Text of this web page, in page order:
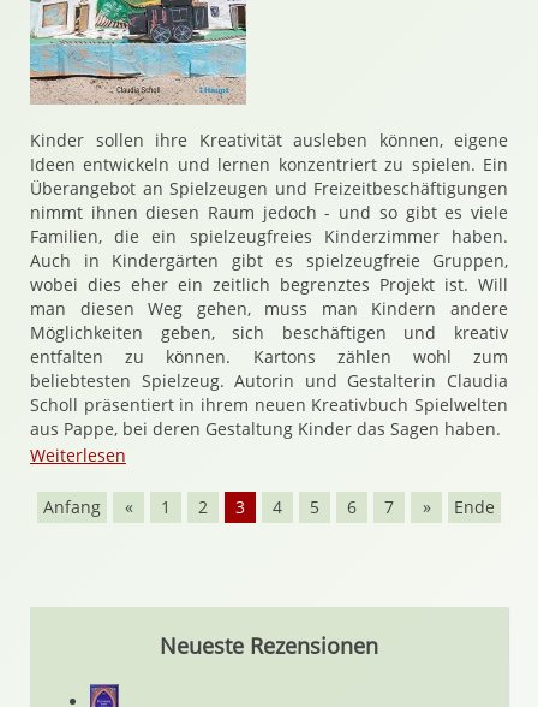
Kinder sollen ihre Kreativität ausleben können, eigene
Ideen entwickeln und lernen konzentriert zu spielen. Ein
Überangebot an Spielzeugen und Freizeitbeschäftigungen
nimmt ihnen diesen Raum jedoch - und so gibt es viele
Familien, die ein spielzeugfreies Kinderzimmer haben.
Auch in Kindergärten gibt es spielzeugfreie Gruppen,
wobei dies eher ein zeitlich begrenztes Projekt ist. Will
man diesen Weg gehen, muss man Kindern andere
Möglichkeiten geben, sich beschäftigen und kreativ
entfalten zu können. Kartons zählen wohl zum
beliebtesten Spielzeug. Autorin und Gestalterin Claudia
Scholl präsentiert in ihrem neuen Kreativbuch Spielwelten
aus Pappe, bei deren Gestaltung Kinder das Sagen haben.
Weiterlesen
Anfang « 1 2 3 4 5 6 7 » Ende
Neueste Rezensionen